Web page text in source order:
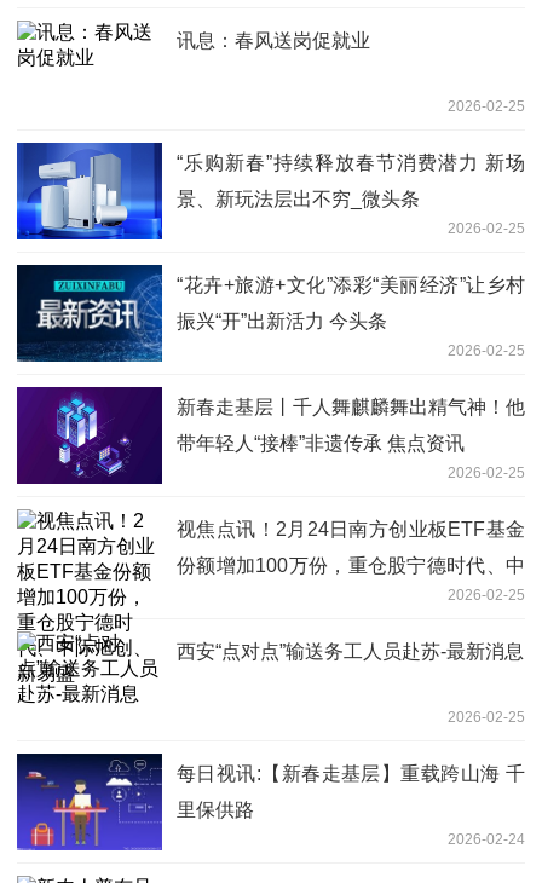
讯息：春风送岗促就业
2026-02-25
“乐购新春”持续释放春节消费潜力 新场
景、新玩法层出不穷_微头条
2026-02-25
“花卉+旅游+文化”添彩“美丽经济”让乡村
振兴“开”出新活力 今头条
2026-02-25
新春走基层丨千人舞麒麟舞出精气神！他
带年轻人“接棒”非遗传承 焦点资讯
2026-02-25
视焦点讯！2月24日南方创业板ETF基金
份额增加100万份，重仓股宁德时代、中
2026-02-25
西安“点对点”输送务工人员赴苏-最新消息
2026-02-25
每日视讯:【新春走基层】重载跨山海 千
里保供路
2026-02-24